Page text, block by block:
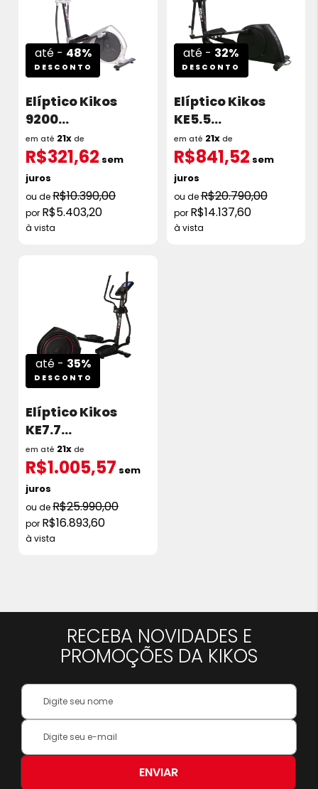
até - 48%
DESCONTO
Elíptico Kikos
9200
Eletromagnético
R$10.390,00
R$5.403,20
à vista
em até 21xde
R$321,62 sem
juros
até - 32%
DESCONTO
Elíptico Kikos
KE5.5
Eletromagnético
R$20.790,00
R$14.137,60
à vista
em até 21xde
R$841,52 sem
juros
até - 35%
DESCONTO
Elíptico Kikos
KE7.7
Eletromagnético
R$25.990,00
R$16.893,60
à vista
em até 21xde
R$1.005,57 sem
juros
RECEBA NOVIDADES E
PROMOÇÕES DA KIKOS
Your
Name:
Inscreva-
na
Newsletter:
ENVIAR